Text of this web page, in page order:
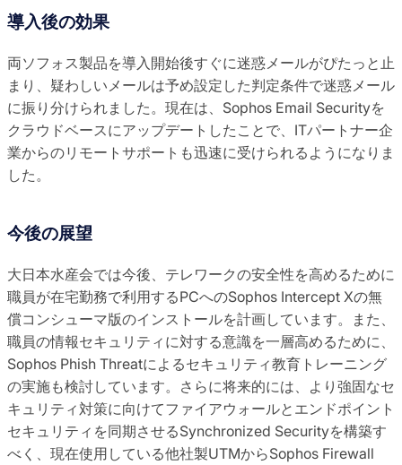
導入後の効果
両ソフォス製品を導入開始後すぐに迷惑メールがぴたっと止
まり、疑わしいメールは予め設定した判定条件で迷惑メール
に振り分けられました。現在は、Sophos Email Securityを
クラウドベースにアップデートしたことで、ITパートナー企
業からのリモートサポートも迅速に受けられるようになりま
した。
今後の展望
大日本水産会では今後、テレワークの安全性を高めるために
職員が在宅勤務で利用するPCへのSophos Intercept Xの無
償コンシューマ版のインストールを計画しています。また、
職員の情報セキュリティに対する意識を一層高めるために、
Sophos Phish Threatによるセキュリティ教育トレーニング
の実施も検討しています。さらに将来的には、より強固なセ
キュリティ対策に向けてファイアウォールとエンドポイント
セキュリティを同期させるSynchronized Securityを構築す
べく、現在使用している他社製UTMからSophos Firewall